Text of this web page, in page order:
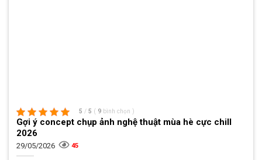
5 / 5 ( 9 bình chọn )
Gợi ý concept chụp ảnh nghệ thuật mùa hè cực chill
2026
29/05/2026 45